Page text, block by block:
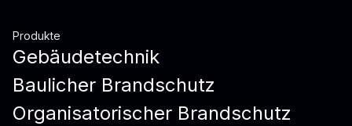
Produkte
Gebäudetechnik
Baulicher Brandschutz
Organisatorischer Brandschutz